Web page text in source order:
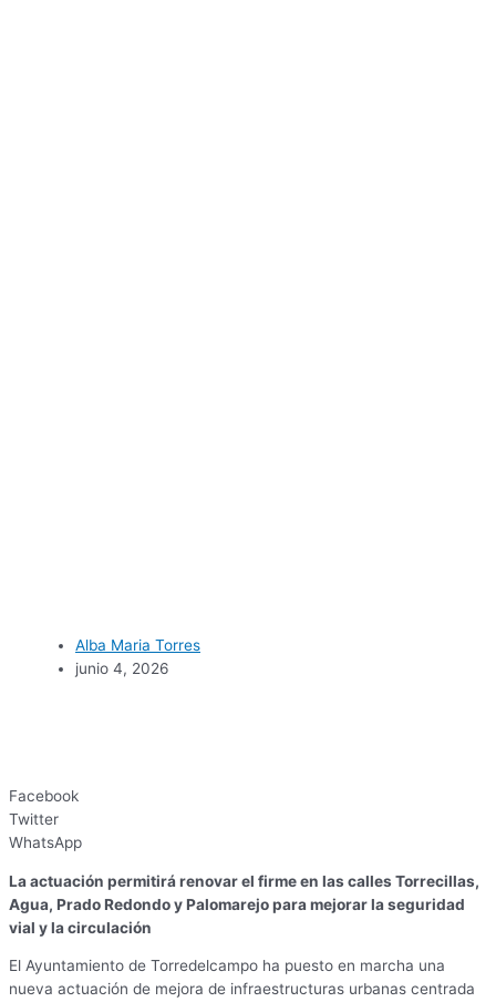
Alba Maria Torres
junio 4, 2026
Facebook
Twitter
WhatsApp
La actuación permitirá renovar el firme en las calles Torrecillas,
Agua, Prado Redondo y Palomarejo para mejorar la seguridad
vial y la circulación
El Ayuntamiento de Torredelcampo ha puesto en marcha una
nueva actuación de mejora de infraestructuras urbanas centrada